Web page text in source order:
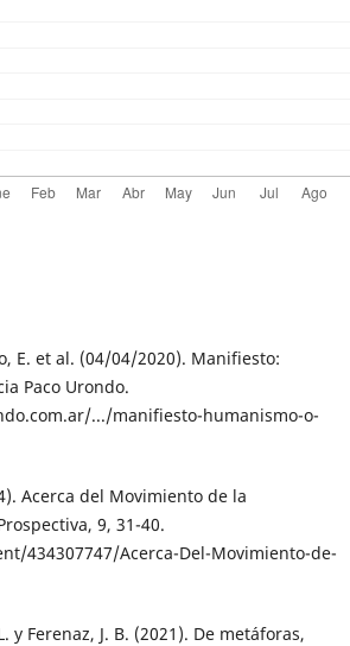
E. et al. (04/04/2020). Manifiesto:
Paco Urondo.
.../manifiesto-humanismo-o-
Acerca del Movimiento de la
9, 31-40.
434307747/Acerca-Del-Movimiento-de-
y Ferenaz, J. B. (2021). De metáforas,